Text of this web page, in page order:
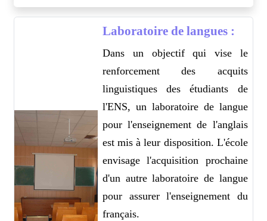
Laboratoire de langues :
Dans un objectif qui vise le
renforcement des acquits
linguistiques des étudiants de
l'ENS, un laboratoire de langue
pour l'enseignement de l'anglais
est mis à leur disposition. L'école
envisage l'acquisition prochaine
d'un autre laboratoire de langue
pour assurer l'enseignement du
français.